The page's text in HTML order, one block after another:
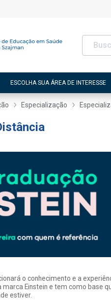
ESCOLHA SUA ÁREA DE INTERESSE
Especialização
o conhecimento e a
Einstein e tem como base
estiver.